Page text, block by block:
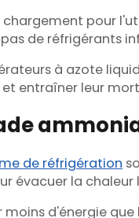
pour
de réfrigérants
à azote
entraîner leur
de réfrigération
évacuer la
d'énergie